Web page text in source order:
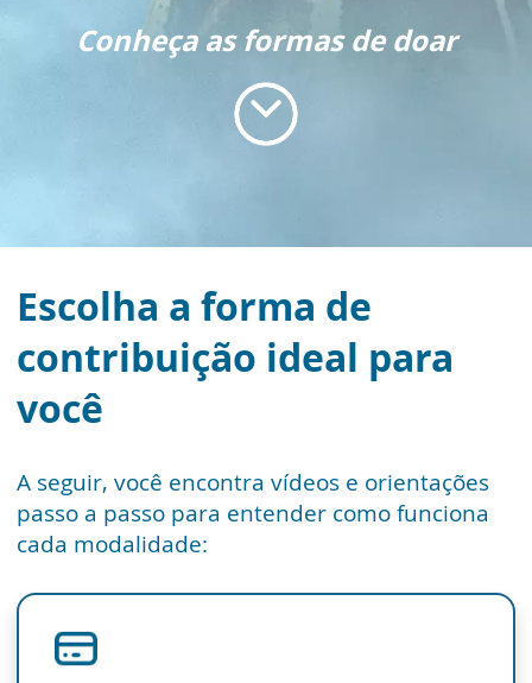
Conheça as formas de doar
Escolha a forma de
contribuição ideal para
você
A seguir, você encontra vídeos e orientações
passo a passo para entender como funciona
cada modalidade: